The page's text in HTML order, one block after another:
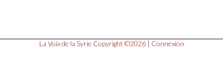
La Voix de la Syrie Copyright ©2026 | Connexion